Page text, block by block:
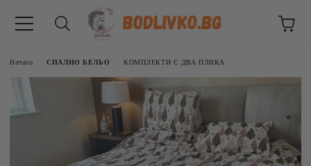
Начало СПАЛНО БЕЛЬО КОМПЛЕКТИ С ДВА ПЛИКА